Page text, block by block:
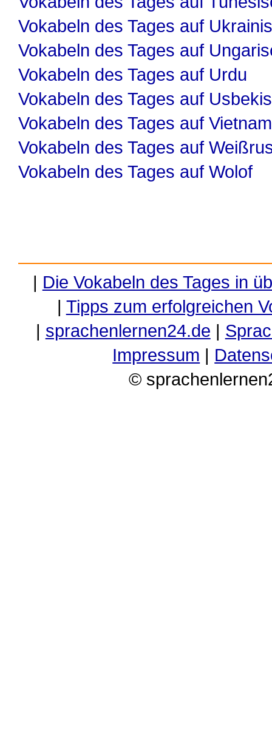
Vokabeln des Tages auf
Vokabeln des Tages auf
Vokabeln des Tages auf Urdu
Vokabeln des Tages auf
Vokabeln des Tages auf
Vokabeln des Tages auf
Vokabeln des Tages auf Wolof
| Die Vokabeln des Tages in
| Tipps zum erfolgreichen
| sprachenlernen24.de |
Impressum |
©